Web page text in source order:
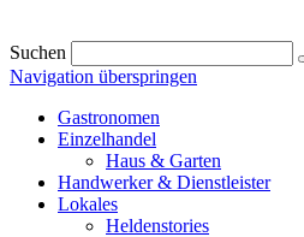
Suchen
Navigation überspringen
Gastronomen
Einzelhandel
Haus & Garten
Handwerker & Dienstleister
Lokales
Heldenstories